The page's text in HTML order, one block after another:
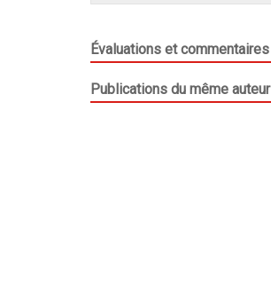
Évaluations et commentaires
Publications du même auteur